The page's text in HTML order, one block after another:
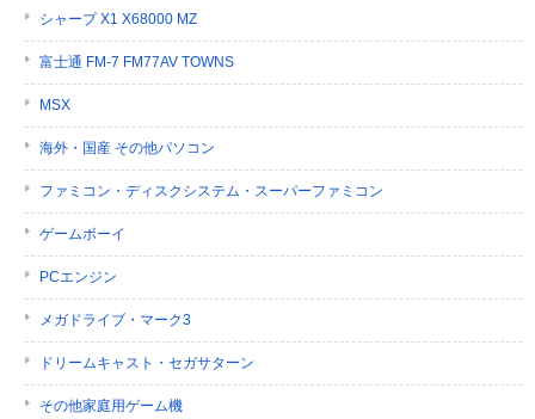
シャープ X1 X68000 MZ
富士通 FM-7 FM77AV TOWNS
MSX
海外・国産 その他パソコン
ファミコン・ディスクシステム・スーパーファミコン
ゲームボーイ
PCエンジン
メガドライブ・マーク3
ドリームキャスト・セガサターン
その他家庭用ゲーム機